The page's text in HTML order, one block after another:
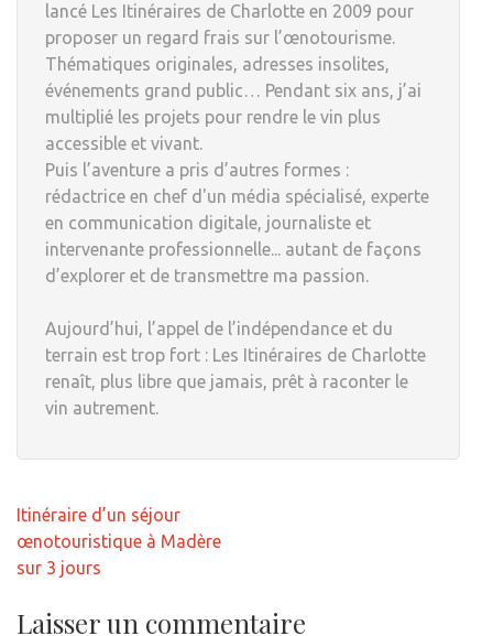
lancé Les Itinéraires de Charlotte en 2009 pour
proposer un regard frais sur l’œnotourisme.
Thématiques originales, adresses insolites,
événements grand public… Pendant six ans, j’ai
multiplié les projets pour rendre le vin plus
accessible et vivant.
Puis l’aventure a pris d’autres formes :
rédactrice en chef d'un média spécialisé, experte
en communication digitale, journaliste et
intervenante professionnelle... autant de façons
d’explorer et de transmettre ma passion.
Aujourd’hui, l’appel de l’indépendance et du
terrain est trop fort : Les Itinéraires de Charlotte
renaît, plus libre que jamais, prêt à raconter le
vin autrement.
Navigation
de
l’article
Itinéraire d’un séjour
œnotouristique à Madère
sur 3 jours
Laisser un commentaire